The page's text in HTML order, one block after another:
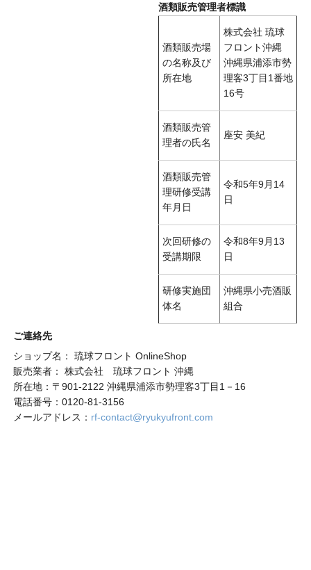
酒類販売管理者標識
酒類販売場
の名称及び
所在地
株式会社 琉球
フロント沖縄
沖縄県浦添市勢
理客3丁目1番地
16号
酒類販売管
理者の氏名
座安 美紀
酒類販売管
理研修受講
年月日
令和5年9月14
日
次回研修の
受講期限
令和8年9月13
日
研修実施団
体名
沖縄県小売酒販
組合
ご連絡先
ショップ名： 琉球フロント OnlineShop
販売業者： 株式会社 琉球フロント 沖縄
所在地：〒901-2122 沖縄県浦添市勢理客3丁目1－16
電話番号：0120-81-3156
メールアドレス： rf-contact@ryukyufront.com